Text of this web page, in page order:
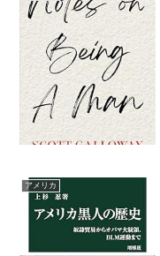
アメリカ